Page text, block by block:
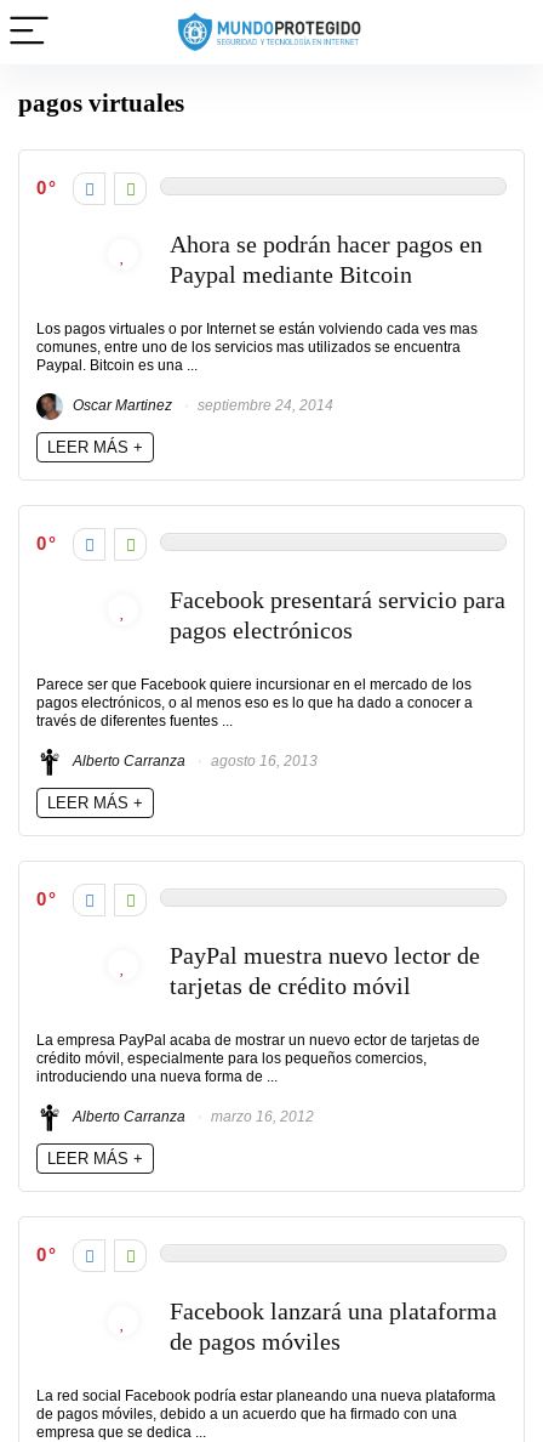
pagos virtuales
0
Ahora se podrán hacer pagos en
Paypal mediante Bitcoin
Los pagos virtuales o por Internet se están volviendo cada ves mas
comunes, entre uno de los servicios mas utilizados se encuentra
Paypal. Bitcoin es una ...
Oscar Martinez septiembre 24, 2014
LEER MÁS +
0
Facebook presentará servicio para
pagos electrónicos
Parece ser que Facebook quiere incursionar en el mercado de los
pagos electrónicos, o al menos eso es lo que ha dado a conocer a
través de diferentes fuentes ...
Alberto Carranza agosto 16, 2013
LEER MÁS +
0
PayPal muestra nuevo lector de
tarjetas de crédito móvil
La empresa PayPal acaba de mostrar un nuevo ector de tarjetas de
crédito móvil, especialmente para los pequeños comercios,
introduciendo una nueva forma de ...
Alberto Carranza marzo 16, 2012
LEER MÁS +
0
Facebook lanzará una plataforma
de pagos móviles
La red social Facebook podría estar planeando una nueva plataforma
de pagos móviles, debido a un acuerdo que ha firmado con una
empresa que se dedica ...